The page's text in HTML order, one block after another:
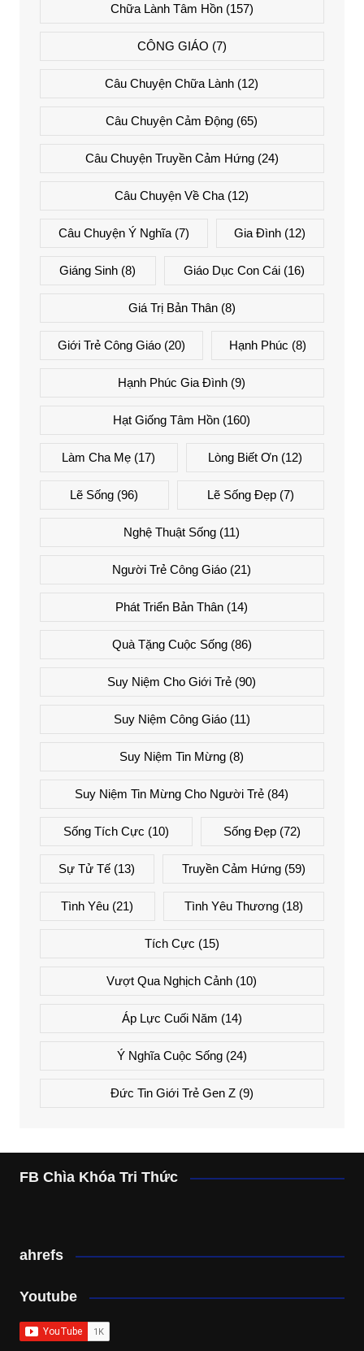
Chữa Lành Tâm Hồn(157)
CÔNG GIÁO (7)
Câu Chuyện Chữa Lành (12)
Câu Chuyện Cảm Động (65)
Câu Chuyện Truyền Cảm Hứng(24)
Câu Chuyện Về Cha (12)
Câu Chuyện Ý Nghĩa(7) Gia Đình (12)
Giáng Sinh (8) Giáo Dục Con Cái(16)
Giá Trị Bản Thân(8)
Giới Trẻ Công Giáo(20) Hạnh Phúc (8)
Hạnh Phúc Gia Đình (9)
Hạt Giống Tâm Hồn (160)
Làm Cha Mẹ (17) Lòng Biết Ơn(12)
Lẽ Sống (96) Lẽ Sống Đẹp(7)
Nghệ Thuật Sống (11)
Người Trẻ Công Giáo (21)
Phát Triển Bản Thân (14)
Quà Tặng Cuộc Sống(86)
Suy Niệm Cho Giới Trẻ (90)
Suy Niệm Công Giáo(11)
Suy Niệm Tin Mừng (8)
Suy Niệm Tin Mừng Cho Người Trẻ (84)
Sống Tích Cực (10) Sống Đẹp (72)
Sự Tử Tế (13) Truyền Cảm Hứng(59)
Tình Yêu (21) Tình Yêu Thương(18)
Tích Cực (15)
Vượt Qua Nghịch Cảnh (10)
Áp Lực Cuối Năm (14)
Ý Nghĩa Cuộc Sống(24)
Đức Tin Giới Trẻ Gen Z(9)
FB Chìa Khóa Tri Thức
ahrefs
Youtube